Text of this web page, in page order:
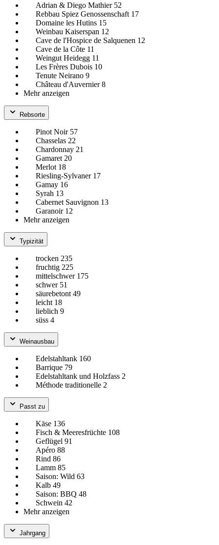
Adrian & Diego Mathier 52
Rebbau Spiez Genossenschaft 17
Domaine les Hutins 15
Weinbau Kaiserspan 12
Cave de l'Hospice de Salquenen 12
Cave de la Côte 11
Weingut Heidegg 11
Les Frères Dubois 10
Tenute Neirano 9
Château d'Auvernier8
Mehr anzeigen
Rebsorte
Pinot Noir 57
Chasselas 22
Chardonnay 21
Gamaret 20
Merlot 18
Riesling-Sylvaner 17
Gamay 16
Syrah 13
Cabernet Sauvignon 13
Garanoir 12
Mehr anzeigen
Typizität
trocken 235
fruchtig 225
mittelschwer 175
schwer 51
säurebetont 49
leicht 18
lieblich 9
süss 4
Weinausbau
Edelstahltank 160
Barrique 79
Edelstahltank und Holzfass 2
Méthode traditionelle 2
Passt zu
Käse 136
Fisch & Meeresfrüchte 108
Geflügel 91
Apéro 88
Rind 86
Lamm 85
Saison: Wild 63
Kalb 49
Saison: BBQ 48
Schwein 42
Mehr anzeigen
Jahrgang